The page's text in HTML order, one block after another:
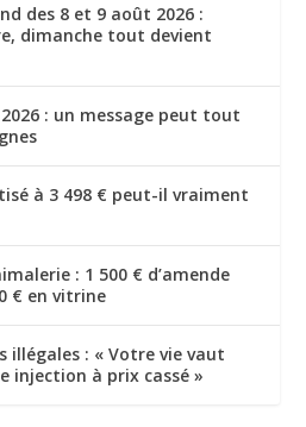
des 8 et 9 août 2026 :
dimanche tout devient
: un message peut tout
à 3 498 € peut-il vraiment
: 1 500 € d’amende
€ en vitrine
illégales : « Votre vie vaut
injection à prix cassé »